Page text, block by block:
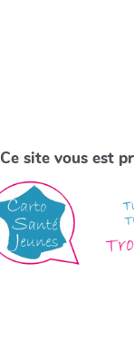
Ce site vous est